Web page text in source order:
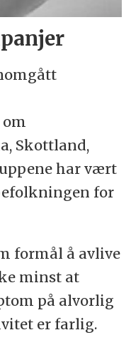
Skottland,
har vært
for
formål å avlive
minst at
på alvorlig
er farlig.